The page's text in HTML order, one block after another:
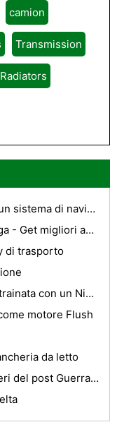
camion
Transmission
Radiators
Risparmio di tempo e di più con un sistema di navigazione automatica
Autonoleggio Aeroporto di Malaga - Get migliori auto auto offerte da te
di trasporto
Che dimensione RV può essere trainata con un Nissan Titan?
motore Flush
da letto
Aumento di Mitsubishi dalle ceneri del post Guerra Giappone